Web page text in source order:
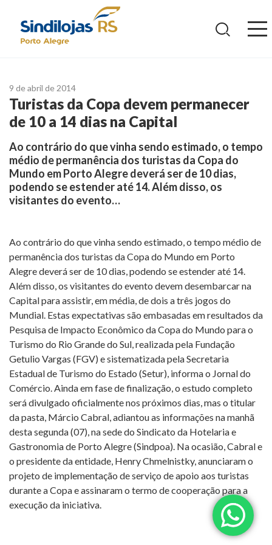
9 de abril de 2014
Turistas da Copa devem permanecer
de 10 a 14 dias na Capital
Ao contrário do que vinha sendo estimado, o tempo
médio de permanência dos turistas da Copa do
Mundo em Porto Alegre deverá ser de 10 dias,
podendo se estender até 14. Além disso, os
visitantes do evento…
Ao contrário do que vinha sendo estimado, o tempo médio de
permanência dos turistas da Copa do Mundo em Porto
Alegre deverá ser de 10 dias, podendo se estender até 14.
Além disso, os visitantes do evento devem desembarcar na
Capital para assistir, em média, de dois a três jogos do
Mundial. Estas expectativas são embasadas em resultados da
Pesquisa de Impacto Econômico da Copa do Mundo para o
Turismo do Rio Grande do Sul, realizada pela Fundação
Getulio Vargas (FGV) e sistematizada pela Secretaria
Estadual de Turismo do Estado (Setur), informa o Jornal do
Comércio. Ainda em fase de finalização, o estudo completo
será divulgado oficialmente nos próximos dias, mas o titular
da pasta, Márcio Cabral, adiantou as informações na manhã
desta segunda (07), na sede do Sindicato da Hotelaria e
Gastronomia de Porto Alegre (Sindpoa). Na ocasião, Cabral e
o presidente da entidade, Henry Chmelnistky, anunciaram o
projeto de implementação de serviço de apoio aos turistas
durante a Copa e assinaram o termo de cooperação para a
execução da iniciativa.